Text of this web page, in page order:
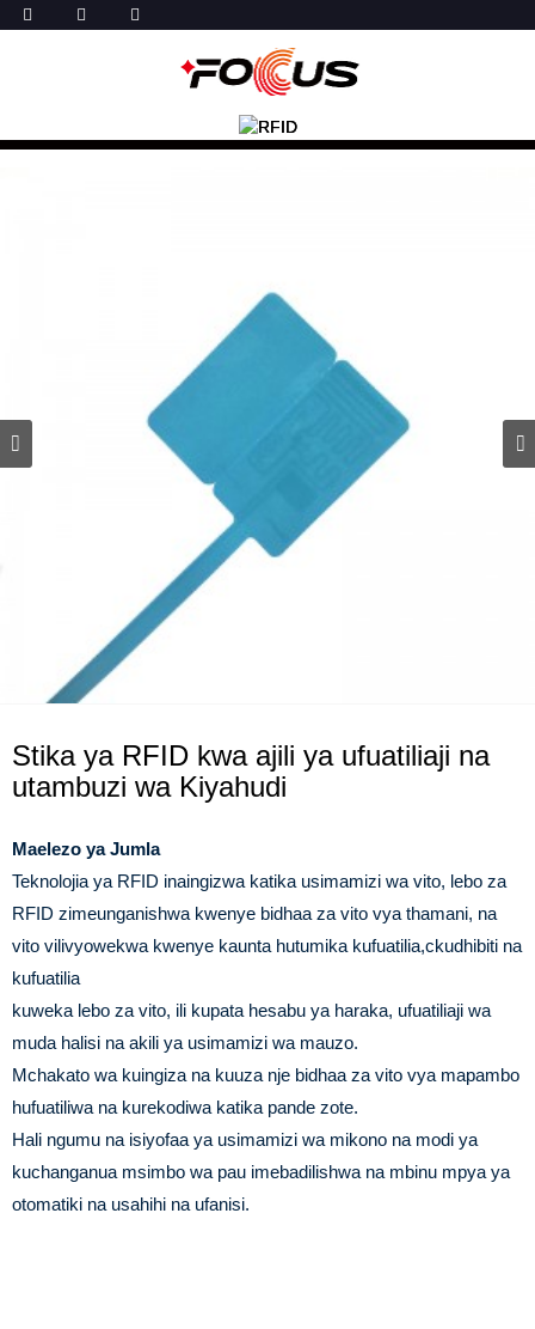
Stika ya RFID kwa ajili ya ufuatiliaji na
utambuzi wa Kiyahudi
Maelezo ya Jumla
Teknolojia ya RFID inaingizwa katika usimamizi wa vito, lebo za
RFID zimeunganishwa kwenye bidhaa za vito vya thamani, na
vito vilivyowekwa kwenye kaunta hutumika kufuatilia,ckudhibiti na
kufuatilia
kuweka lebo za vito, ili kupata hesabu ya haraka, ufuatiliaji wa
muda halisi na akili ya usimamizi wa mauzo.
Mchakato wa kuingiza na kuuza nje bidhaa za vito vya mapambo
hufuatiliwa na kurekodiwa katika pande zote.
Hali ngumu na isiyofaa ya usimamizi wa mikono na modi ya
kuchanganua msimbo wa pau imebadilishwa na mbinu mpya ya
otomatiki na usahihi na ufanisi.